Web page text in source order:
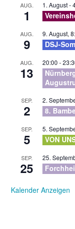
AUG.
1
1. August-
AUG.
9
9. August,
DSJ-
AUG.
13
20:00 -
SEP.
2
2.
8.
SEP.
5
5.
VON
SEP.
25
25.
Kalender Anzeigen